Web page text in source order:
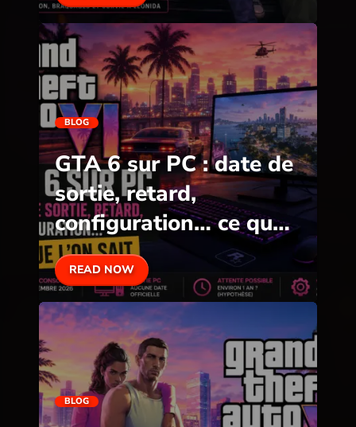
BLOG
GTA 6 sur PC : date de
sortie, retard,
configuration… ce que
l’on sait
READ NOW
BLOG